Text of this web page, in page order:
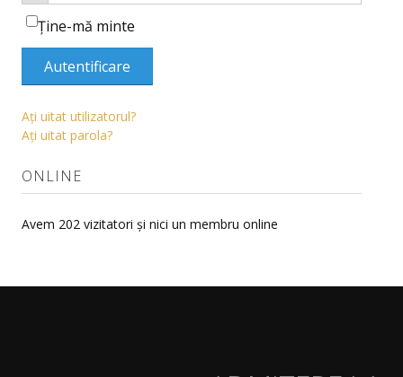
Ţine-mă minte
Autentificare
Aţi uitat utilizatorul?
Aţi uitat parola?
ONLINE
Avem 202 vizitatori și nici un membru online